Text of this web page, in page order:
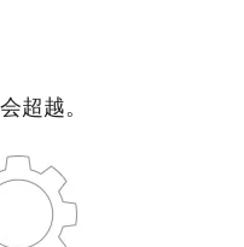
超越。